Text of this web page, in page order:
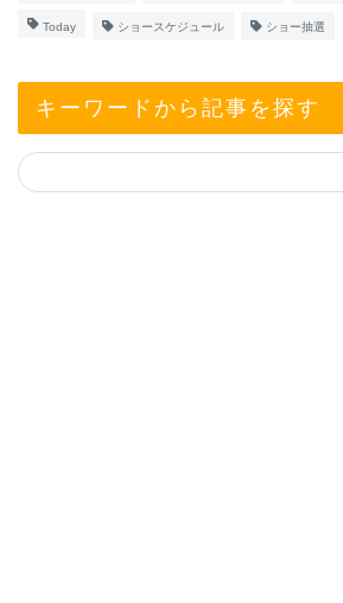
Today ショースケジュール ショー抽選
キーワードから記事を探す